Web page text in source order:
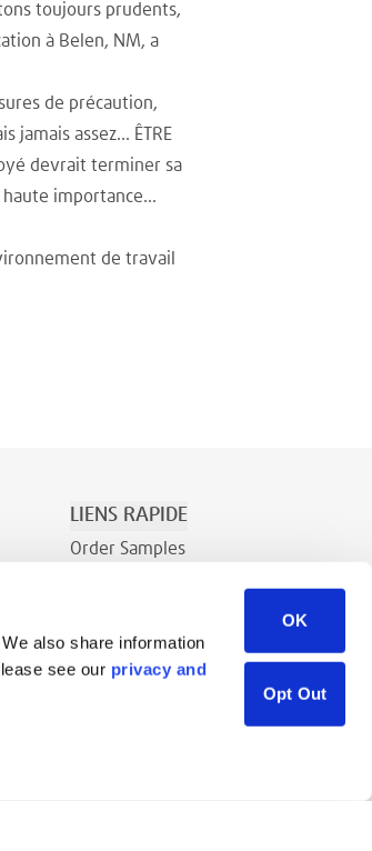
also share information
see our privacy and
OK
Opt Out
toujours prudents,
à Belen, NM, a
de précaution,
assez... ÊTRE
devrait terminer sa
importance...
de travail
LIENS RAPIDE
Order Samples
Demande de renseignements
Bibliothèque de ressources